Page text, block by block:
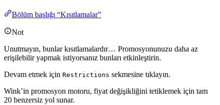
Bölüm başlığı “Kısıtlamalar”
Not
Unutmayın, bunlar kısıtlamalardır… Promosyonunuzu daha az
erişilebilir yapmak istiyorsanız bunları etkinleştirin.
Devam etmek için Restrictions sekmesine tıklayın.
Wink’in promosyon motoru, fiyat değişikliğini tetiklemek için tam
20 benzersiz yol sunar.